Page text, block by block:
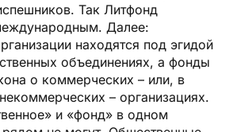
Так Литфонд
Далее:
находятся под эгидой
объединениях, а фонды
о коммерческих – или, в
– организациях.
и «фонд» в одном